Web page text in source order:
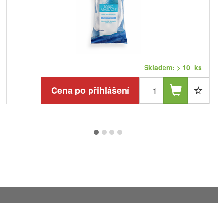
Skladem: > 10 ks
Cena po přihlášení